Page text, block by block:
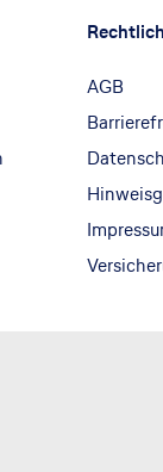
AGB